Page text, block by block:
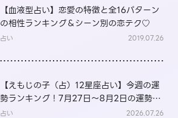
【血液型占い】恋愛の特徴と全16パターン
の相性ランキング＆シーン別の恋テク♡
占い 2019.07.26
【えもじの子（占）12星座占い】今週の運
勢ランキング！7月27日～8月2日の運勢
は？
占い 2026.07.26